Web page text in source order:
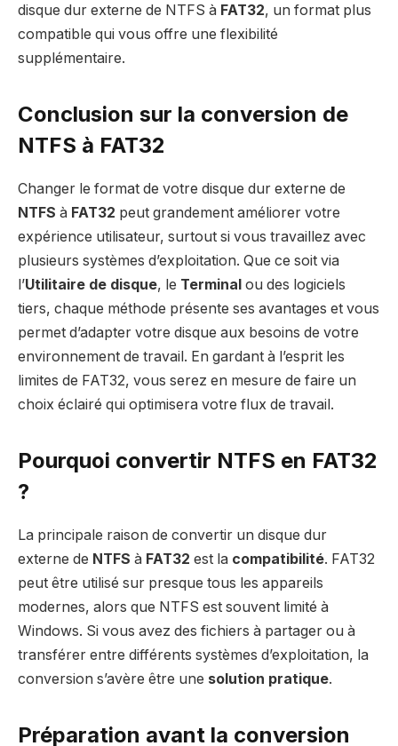
disque dur externe de NTFS à FAT32, un format plus
compatible qui vous offre une flexibilité
supplémentaire.
Conclusion sur la conversion de
NTFS à FAT32
Changer le format de votre disque dur externe de
NTFS à FAT32 peut grandement améliorer votre
expérience utilisateur, surtout si vous travaillez avec
plusieurs systèmes d’exploitation. Que ce soit via
l’Utilitaire de disque, le Terminal ou des logiciels
tiers, chaque méthode présente ses avantages et vous
permet d’adapter votre disque aux besoins de votre
environnement de travail. En gardant à l’esprit les
limites de FAT32, vous serez en mesure de faire un
choix éclairé qui optimisera votre flux de travail.
Pourquoi convertir NTFS en FAT32
?
La principale raison de convertir un disque dur
externe de NTFS à FAT32 est la compatibilité. FAT32
peut être utilisé sur presque tous les appareils
modernes, alors que NTFS est souvent limité à
Windows. Si vous avez des fichiers à partager ou à
transférer entre différents systèmes d’exploitation, la
conversion s’avère être une solution pratique.
Préparation avant la conversion